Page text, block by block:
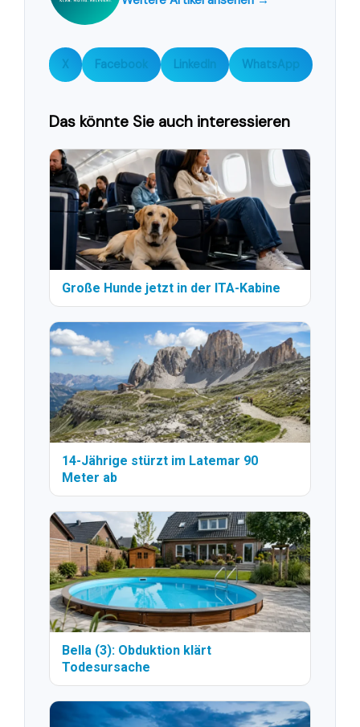
X Facebook LinkedIn WhatsApp
Das könnte Sie auch interessieren
Große Hunde jetzt in der ITA-Kabine
14-Jährige stürzt im Latemar 90
Meter ab
Bella (3): Obduktion klärt
Todesursache